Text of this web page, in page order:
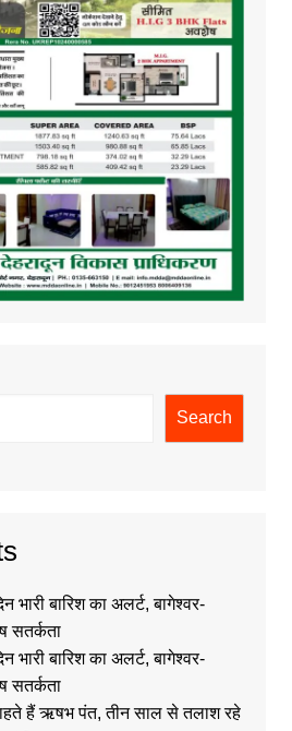
Search
भारी बारिश का अलर्ट, बागेश्वर-
सतर्कता
भारी बारिश का अलर्ट, बागेश्वर-
सतर्कता
हैं ऋषभ पंत, तीन साल से तलाश रहे